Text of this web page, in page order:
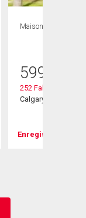
Maison
599 999
252 Fallswater
Calgary, AB
Enregistrer